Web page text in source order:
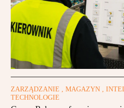
ZARZĄDZANIE , MAGAZYN ,
TECHNOLOGIE